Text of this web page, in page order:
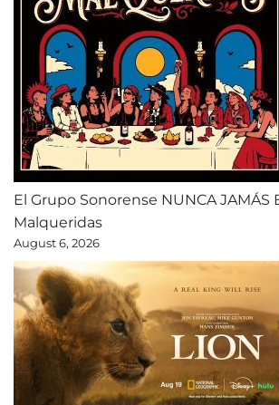
El Grupo Sonorense NUNCA JAMÁS
Malqueridas
August 6, 2026